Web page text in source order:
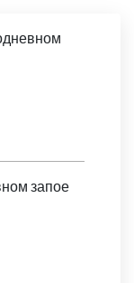
запое